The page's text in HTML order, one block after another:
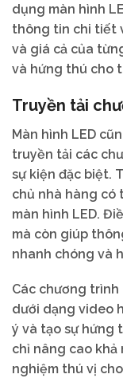
dụng màn hình
thông tin chi tiết
và giá cả của
và hứng thú cho
Truyền tải
Màn hình LED
truyền tải các
sự kiện đặc biệt.
chủ nhà hàng có
màn hình LED.
mà còn giúp
nhanh chóng và
Các chương
dưới dạng video
ý và tạo sự hứng
chỉ nâng cao khả
nghiệm thú vị